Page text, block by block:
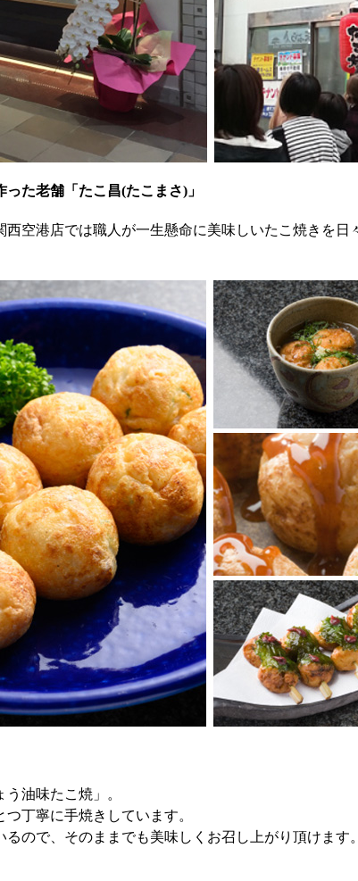
た老舗「たこ昌(たこまさ)」
空港店では職人が一生懸命に美味しいたこ焼きを日
油味たこ焼」。
丁寧に手焼きしています。
ので、そのままでも美味しくお召し上がり頂けま